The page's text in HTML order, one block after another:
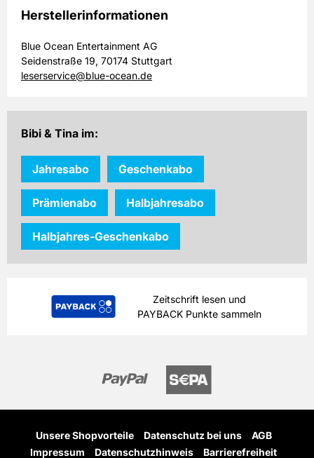
Herstellerinformationen
Blue Ocean Entertainment AG
Seidenstraße 19, 70174 Stuttgart
leserservice@blue-ocean.de
Bibi & Tina im:
Jahresabo Geschenkabo
Prämienabo Halbjahresabo
Halbjahres-Geschenkabo
Zeitschrift lesen und
PAYBACK Punkte sammeln
Unsere Shopvorteile Datenschutz bei uns
AGB
Impressum
Datenschutzhinweis Barrierefreiheit